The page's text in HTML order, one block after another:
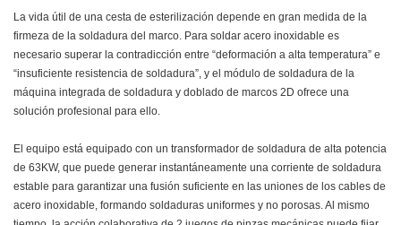
La vida útil de una cesta de esterilización depende en gran medida de la
firmeza de la soldadura del marco. Para soldar acero inoxidable es
necesario superar la contradicción entre “deformación a alta temperatura” e
“insuficiente resistencia de soldadura”, y el módulo de soldadura de la
máquina integrada de soldadura y doblado de marcos 2D ofrece una
solución profesional para ello.
El equipo está equipado con un transformador de soldadura de alta potencia
de 63KW, que puede generar instantáneamente una corriente de soldadura
estable para garantizar una fusión suficiente en las uniones de los cables de
acero inoxidable, formando soldaduras uniformes y no porosas. Al mismo